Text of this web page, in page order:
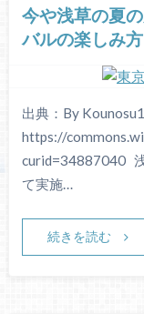
今や浅草の夏
バルの楽しみ方
出典：By
https://
curid=34887040
て実施…
続きを読む